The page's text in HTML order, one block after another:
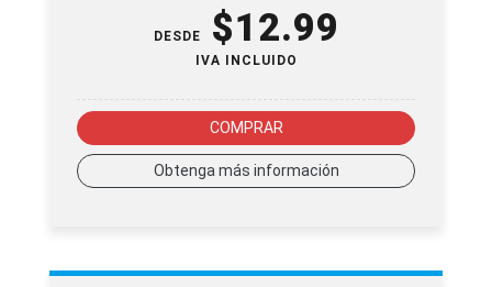
DESDE $12.99
IVA INCLUIDO
COMPRAR
Obtenga más información